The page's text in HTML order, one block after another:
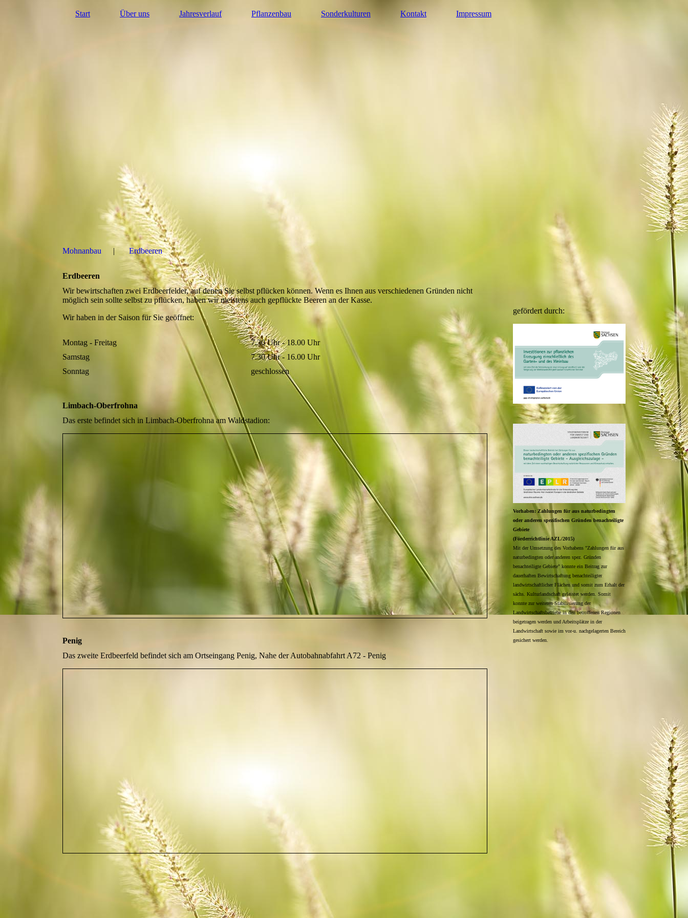
Start Über uns Jahresverlauf Pflanzenbau Sonderkulturen Kontakt Impressum
Mohnanbau Erdbeeren
Erdbeeren
Wir bewirtschaften zwei Erdbeerfelder, auf denen Sie selbst pflücken können. Wenn es Ihnen aus verschiedenen Gründen nicht
möglich sein sollte selbst zu pflücken, haben wir meistens auch gepflückte Beeren an der Kasse.
Wir haben in der Saison für Sie geöffnet:
Montag - Freitag
7.30 Uhr - 18.00 Uhr
Samstag
7.30 Uhr - 16.00 Uhr
Sonntag
geschlossen
Limbach-Oberfrohna
Das erste befindet sich in Limbach-Oberfrohna am Waldstadion:
Penig
Das zweite Erdbeerfeld befindet sich am Ortseingang Penig, Nahe der Autobahnabfahrt A72 - Penig
gefördert durch:
Vorhaben: Zahlungen für aus naturbedingten
oder anderen spezifischen Gründen benachteiligte
Gebiete
(Förderrichtlinie AZL/2015)
Mit der Umsetzung des Vorhabens "Zahlungen für aus
naturbedingten oder anderen spez. Gründen
benachteiligte Gebiete" konnte ein Beitrag zur
dauerhaften Bewirtschaftung benachteiligter
landwirtschaftlicher Flächen und somit zum Erhalt der
sächs. Kulturlandschaft geleistet werden. Somit
konnte zur weiteren Stabilisierung der
Landwirtschaftsbetriebe in den betroffenen Regionen
beigetragen werden und Arbeitsplätze in der
Landwirtschaft sowie im vor-u. nachgelagerten Bereich
gesichert werden.